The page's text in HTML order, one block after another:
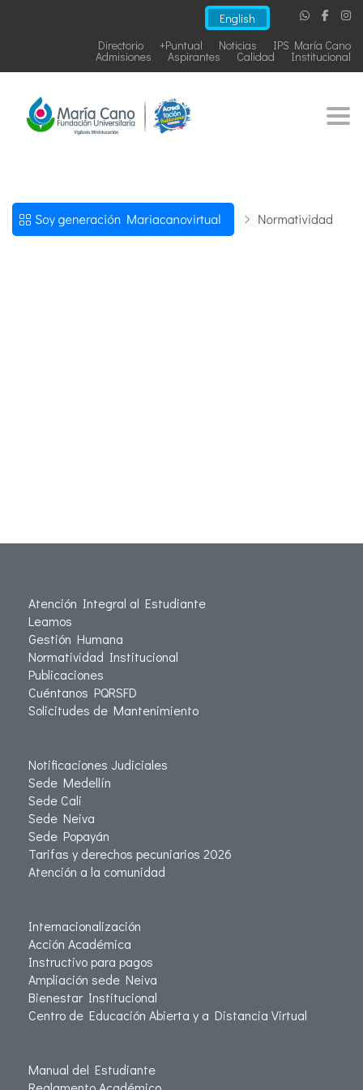
English
IPS María Cano
Noticias
+Puntual
Directorio
Institucional
Calidad
Aspirantes
Admisiones
Atención Integral al Estudiante
Leamos
Gestión Humana
Normatividad Institucional
Publicaciones
Cuéntanos PQRSFD
Solicitudes de Mantenimiento
Notificaciones Judiciales
Sede Medellín
Sede Cali
Sede Neiva
Sede Popayán
Tarifas y derechos pecuniarios 2026
Atención a la comunidad
Internacionalización
Acción Académica
Instructivo para pagos
Ampliación sede Neiva
Bienestar Institucional
Centro de Educación Abierta y a Distancia Virtual
Manual del Estudiante